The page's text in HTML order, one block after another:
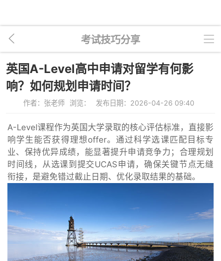
考试技巧分享
英国A-Level高中申请对留学有何影
响？如何规划申请时间？
作者：张老师 浏览： 发布日期：2026-04-26 09:40
A-Level课程作为英国大学录取的核心评估标准，直接影
响学生能否获得理想offer。通过科学选课匹配目标专
业、保持优异成绩，能显著提升申请竞争力；合理规划
时间线，从选课到提交UCAS申请，确保关键节点无缝
衔接，是避免错过截止日期、优化录取结果的基础。